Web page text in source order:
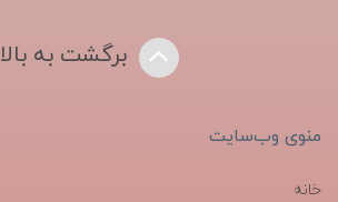
برگشت به بالا
منوی وب‌سایت
خانه